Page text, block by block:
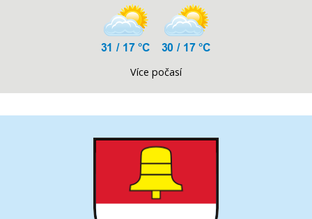
Více počasí